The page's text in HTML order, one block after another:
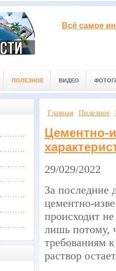
Всё самое
ПОЛЕЗНОЕ ВИДЕО
Главная Полезное
Цементно-
29/029/2022
За последние
цементно-
происходит
лишь потому,
требованиям
раствор